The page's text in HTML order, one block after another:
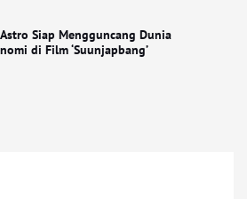
Siap Mengguncang Dunia
di Film ‘Suunjapbang’